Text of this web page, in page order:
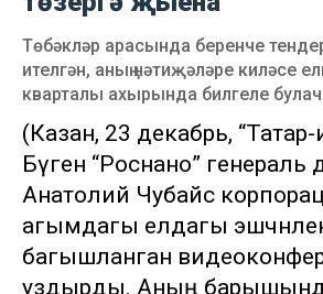
Төбәкләр арасында беренче
ителгән, аның нәтиҗәләре киләсе
кварталы ахырында билгеле
(Казан, 23 декабрь,
Бүген “Роснано” генераль
Анатолий Чубайс
агымдагы елдагы эшчәнлек
багышланган
уздырды. Аның